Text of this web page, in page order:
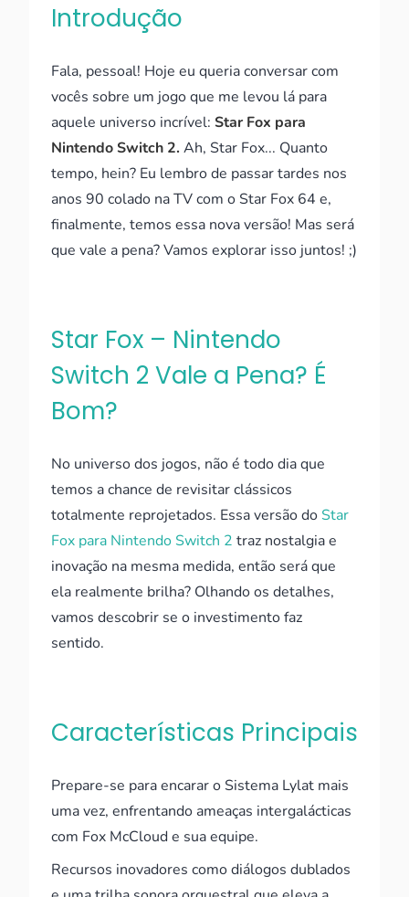
Introdução
Fala, pessoal! Hoje eu queria conversar com
vocês sobre um jogo que me levou lá para
aquele universo incrível: Star Fox para
Nintendo Switch 2. Ah, Star Fox... Quanto
tempo, hein? Eu lembro de passar tardes nos
anos 90 colado na TV com o Star Fox 64 e,
finalmente, temos essa nova versão! Mas será
que vale a pena? Vamos explorar isso juntos! ;)
Star Fox – Nintendo
Switch 2 Vale a Pena? É
Bom?
No universo dos jogos, não é todo dia que
temos a chance de revisitar clássicos
totalmente reprojetados. Essa versão doStar
Fox para Nintendo Switch 2 traz nostalgia e
inovação na mesma medida, então será que
ela realmente brilha? Olhando os detalhes,
vamos descobrir se o investimento faz
sentido.
Características Principais
Prepare-se para encarar o Sistema Lylat mais
uma vez, enfrentando ameaças intergalácticas
com Fox McCloud e sua equipe.
Recursos inovadores como diálogos dublados